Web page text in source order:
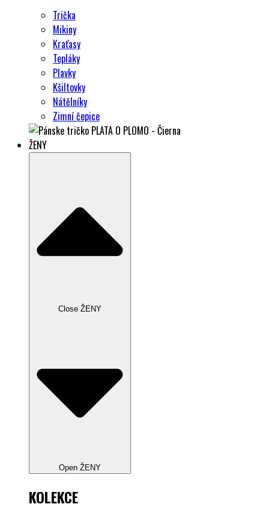
Trička
Mikiny
Kraťasy
Tepláky
Plavky
Kšiltovky
Nátělníky
Zimní čepice
ŽENY
Close ŽENY
Open ŽENY
KOLEKCE